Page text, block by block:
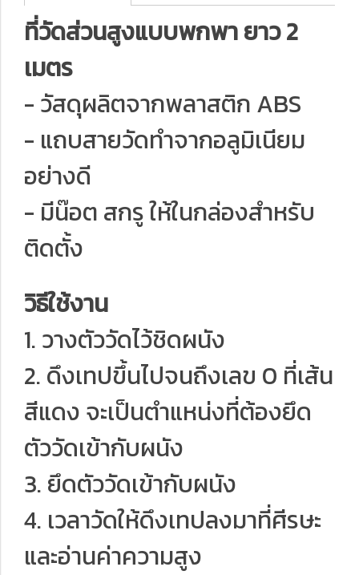
ที่วัดส่วนสูงแบบพกพา ยาว 2
เมตร
- วัสดุผลิตจากพลาสติก ABS
- แถบสายวัดทำจากอลูมิเนียม
อย่างดี
- มีน๊อต สกรู ให้ในกล่องสำหรับ
ติดตั้ง
วิธีใช้งาน
1. วางตัววัดไว้ชิดผนัง
2. ดึงเทปขึ้นไปจนถึงเลข 0 ที่เส้น
สีแดง จะเป็นตำแหน่งที่ต้องยึด
ตัววัดเข้ากับผนัง
3. ยึดตัววัดเข้ากับผนัง
4. เวลาวัดให้ดึงเทปลงมาที่ศีรษะ
และอ่านค่าความสูง